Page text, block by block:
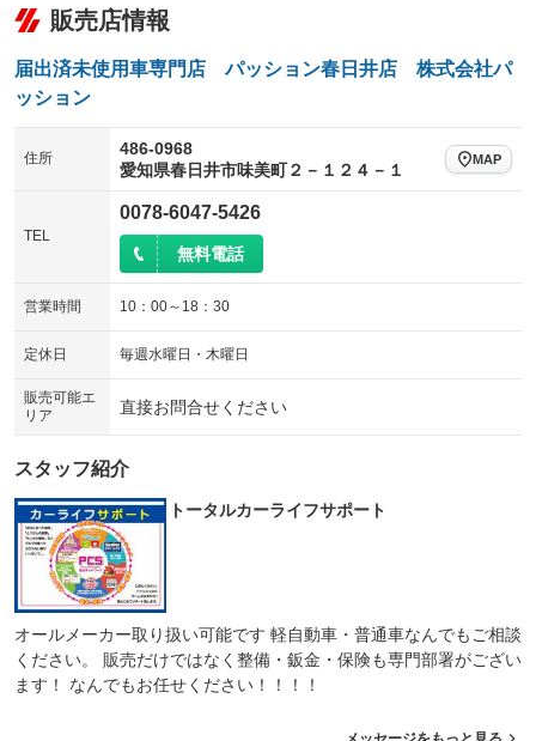
販売店情報
届出済未使用車専門店 パッション春日井店 株式会社パ
ッション
住所
486-0968
愛知県春日井市味美町２－１２４－１
MAP
TEL
0078-6047-5426
無料電話
営業時間 10：00～18：30
定休日 毎週水曜日・木曜日
販売可能エ
リア
直接お問合せください
スタッフ紹介
トータルカーライフサポート
オールメーカー取り扱い可能です 軽自動車・普通車なんでもご相談
ください。 販売だけではなく整備・鈑金・保険も専門部署がござい
ます！ なんでもお任せください！！！！